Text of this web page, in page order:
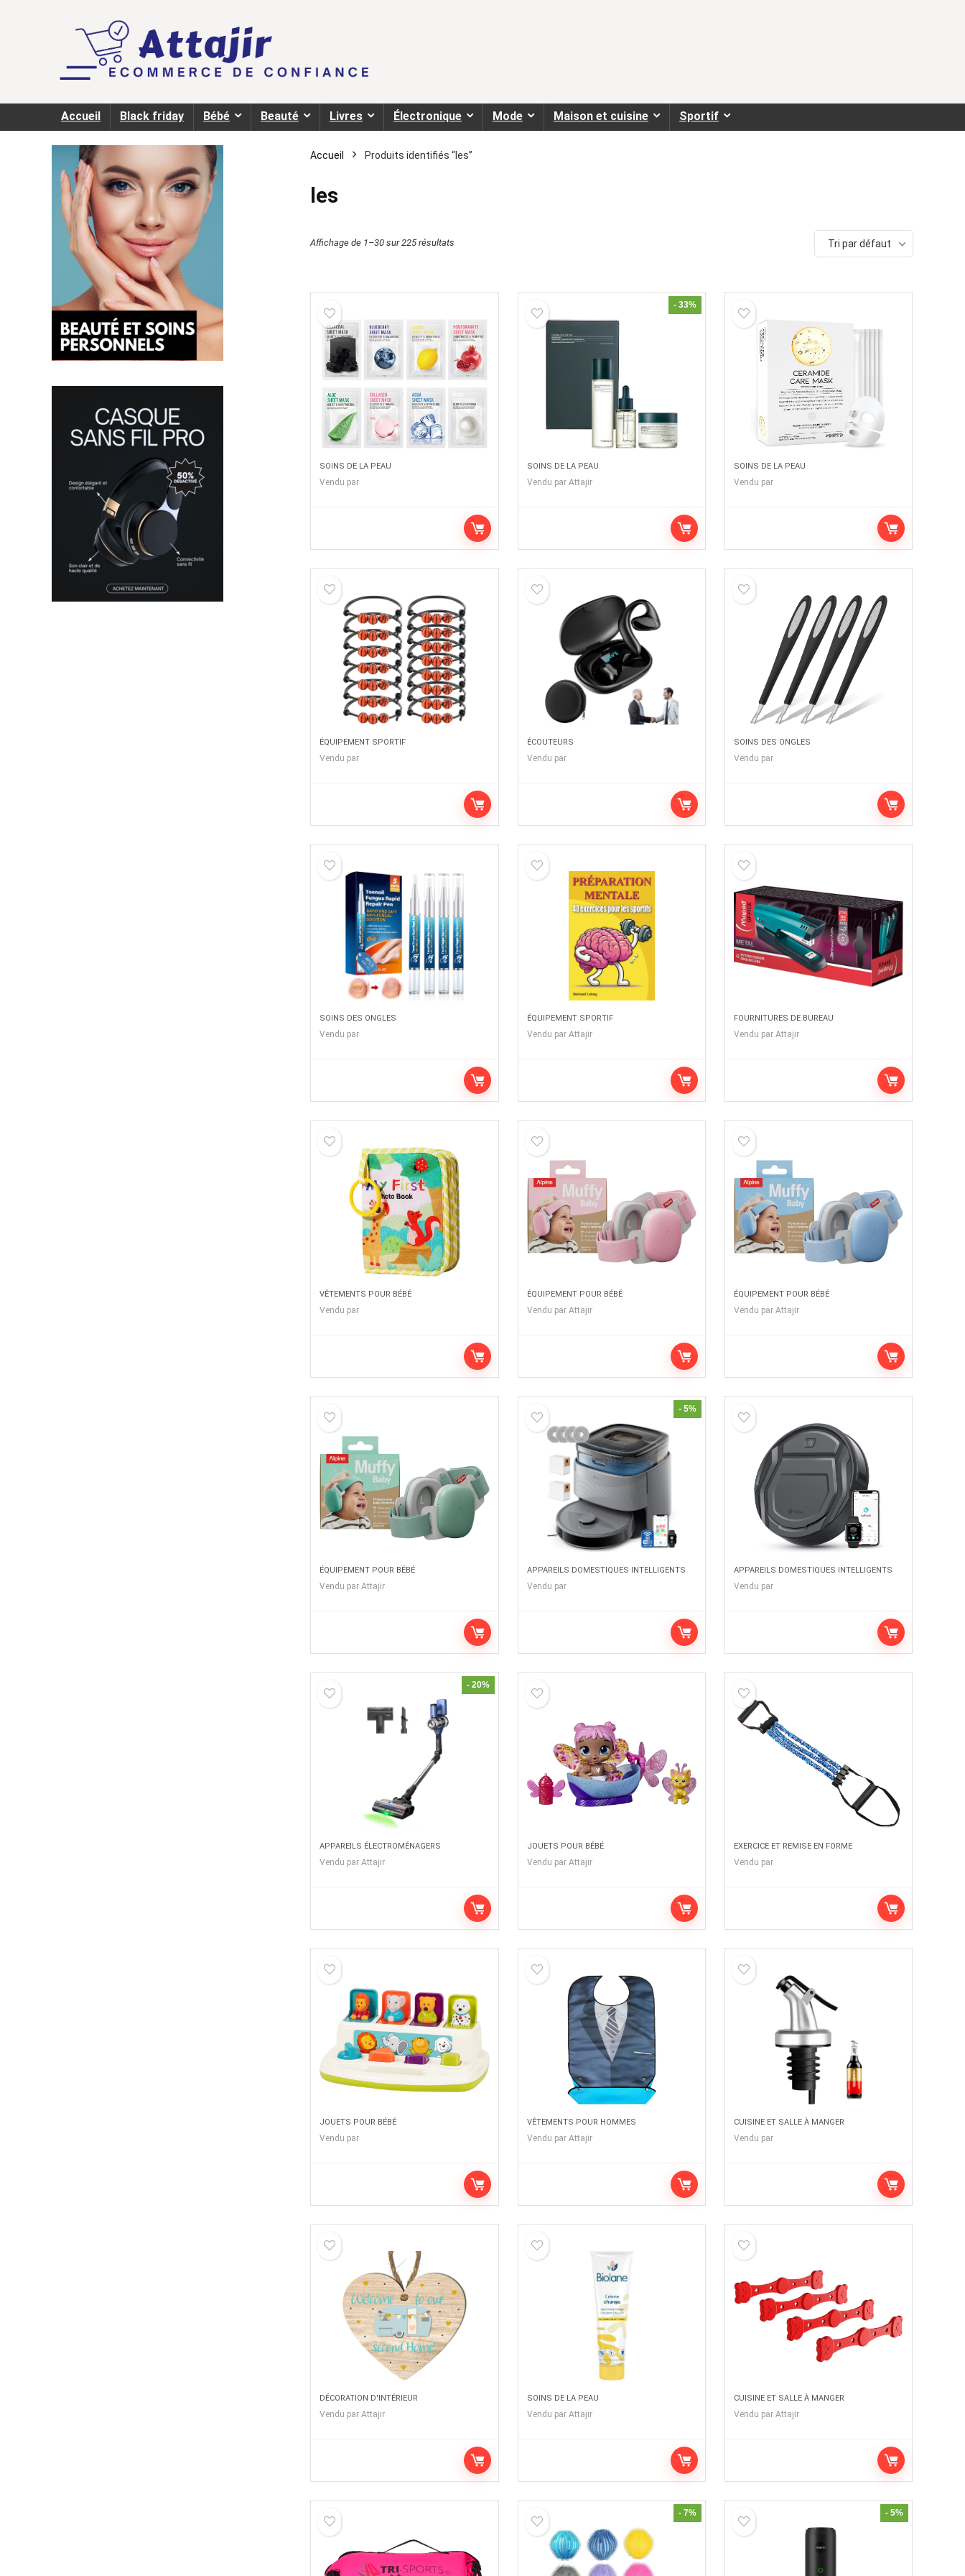
Accueil Black friday Bébé Beauté Livres Électronique Mode Maison et cuisine Sportif
Accueil Produits identifiés “les”
les
Affichage de 1–30 sur 225 résultats Tri par défaut
SOINS DE LA PEAU
Vendu par
- 33%
SOINS DE LA PEAU
Vendu parAttajir
SOINS DE LA PEAU
Vendu par
ÉQUIPEMENT SPORTIF
Vendu par
ÉCOUTEURS
Vendu par
SOINS DES ONGLES
Vendu par
SOINS DES ONGLES
Vendu par
ÉQUIPEMENT SPORTIF
Vendu parAttajir
FOURNITURES DE BUREAU
Vendu par Attajir
VÊTEMENTS POUR BÉBÉ
Vendu par
ÉQUIPEMENT POUR BÉBÉ
Vendu parAttajir
ÉQUIPEMENT POUR BÉBÉ
Vendu par Attajir
ÉQUIPEMENT POUR BÉBÉ
Vendu par Attajir
- 5%
APPAREILS DOMESTIQUES INTELLIGENTS
Vendu par
APPAREILS DOMESTIQUES INTELLIGENTS
Vendu par
- 20%
APPAREILS ÉLECTROMÉNAGERS
Vendu par Attajir
JOUETS POUR BÉBÉ
Vendu parAttajir
EXERCICE ET REMISE EN FORME
Vendu par
JOUETS POUR BÉBÉ
Vendu par
VÊTEMENTS POUR HOMMES
Vendu parAttajir
CUISINE ET SALLE À MANGER
Vendu par
DÉCORATION D'INTÉRIEUR
Vendu par Attajir
SOINS DE LA PEAU
Vendu parAttajir
CUISINE ET SALLE À MANGER
Vendu par Attajir
- 7% - 5%